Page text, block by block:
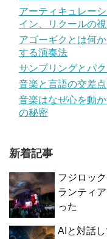
アーティキュレー
イン、リクールの
アゴーギクとは何
する演奏法
サンプリングとパ
音楽と言語の交差点
音楽はなぜ心を動
の秘密
新着記事
フジロッ
ランティ
った
AIと対話